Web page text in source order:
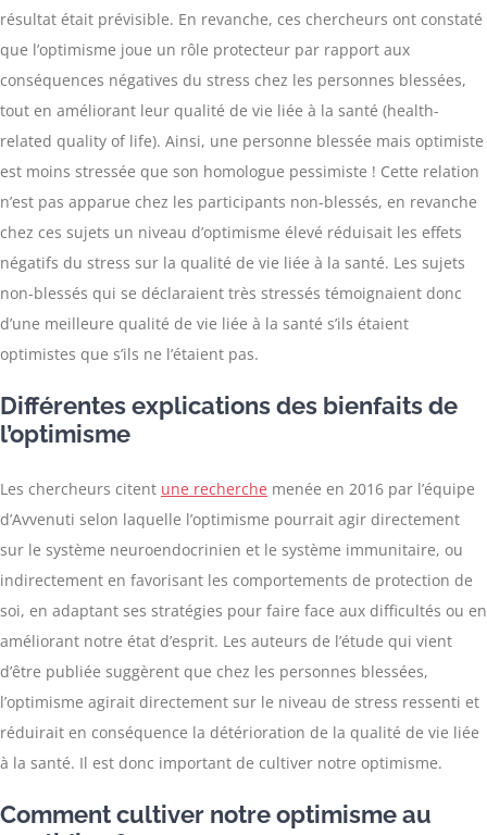
résultat était prévisible. En revanche, ces chercheurs ont constaté
que l’optimisme joue un rôle protecteur par rapport aux
conséquences négatives du stress chez les personnes blessées,
tout en améliorant leur qualité de vie liée à la santé (health-
related quality of life). Ainsi, une personne blessée mais optimiste
est moins stressée que son homologue pessimiste ! Cette relation
n’est pas apparue chez les participants non-blessés, en revanche
chez ces sujets un niveau d’optimisme élevé réduisait les effets
négatifs du stress sur la qualité de vie liée à la santé. Les sujets
non-blessés qui se déclaraient très stressés témoignaient donc
d’une meilleure qualité de vie liée à la santé s’ils étaient
optimistes que s’ils ne l’étaient pas.
Différentes explications des bienfaits de
l’optimisme
Les chercheurs citent une recherche menée en 2016 par l’équipe
d’Avvenuti selon laquelle l’optimisme pourrait agir directement
sur le système neuroendocrinien et le système immunitaire, ou
indirectement en favorisant les comportements de protection de
soi, en adaptant ses stratégies pour faire face aux difficultés ou en
améliorant notre état d’esprit. Les auteurs de l’étude qui vient
d’être publiée suggèrent que chez les personnes blessées,
l’optimisme agirait directement sur le niveau de stress ressenti et
réduirait en conséquence la détérioration de la qualité de vie liée
à la santé. Il est donc important de cultiver notre optimisme.
Comment cultiver notre optimisme au